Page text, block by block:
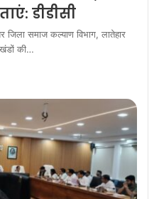
समाज कल्याण विभाग, लातेहार
की…